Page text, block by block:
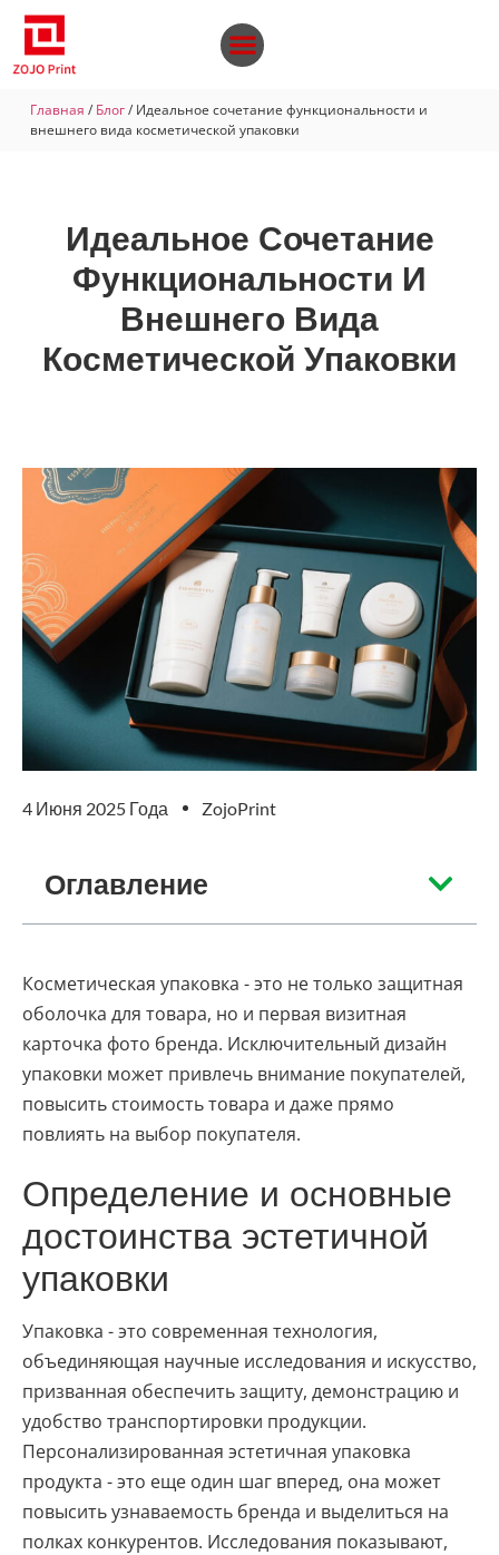
Главная / Блог/ Идеальное сочетание функциональности и
внешнего вида косметической упаковки
Идеальное Сочетание
Функциональности И
Внешнего Вида
Косметической Упаковки
4 Июня 2025 Года ZojoPrint
Оглавление
Косметическая упаковка - это не только защитная
оболочка для товара, но и первая визитная
карточка фото бренда. Исключительный дизайн
упаковки может привлечь внимание покупателей,
повысить стоимость товара и даже прямо
повлиять на выбор покупателя.
Определение и основные
достоинства эстетичной
упаковки
Упаковка - это современная технология,
объединяющая научные исследования и искусство,
призванная обеспечить защиту, демонстрацию и
удобство транспортировки продукции.
Персонализированная эстетичная упаковка
продукта - это еще один шаг вперед, она может
повысить узнаваемость бренда и выделиться на
полках конкурентов. Исследования показывают,